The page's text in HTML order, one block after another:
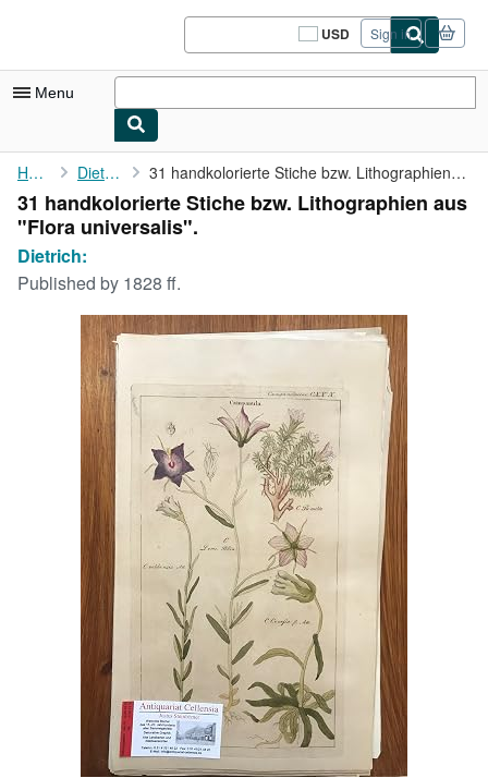
USD
Site
shopping
Sign in
Menu
My Account
My Purchases
Sign Off
Advanced Search
Browse Collections
Rare Books
Art & Collectibles
Textbooks
Start Selling
CLOSE
Home Dietrich: 31 handkolorierte Stiche bzw. Lithographien aus "Flora ...
31 handkolorierte Stiche bzw. Lithographien aus
"Flora universalis".
Dietrich:
Published by 1828 ff.